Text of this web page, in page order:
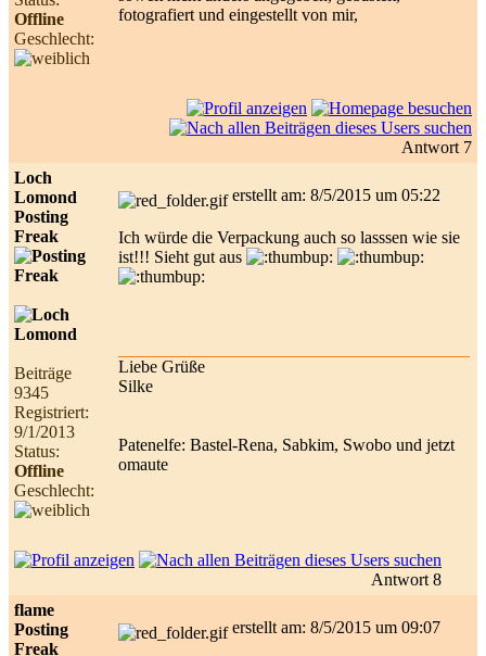
Offline
Geschlecht:
fotografiert und eingestellt von mir,
Antwort 7
Loch
Lomond
Posting
Freak
Beiträge
9345
Registriert:
9/1/2013
Status:
Offline
Geschlecht:
erstellt am: 8/5/2015 um 05:22
Ich würde die Verpackung auch so lasssen wie sie
ist!!! Sieht gut aus
Liebe Grüße
Silke
Patenelfe: Bastel-Rena, Sabkim, Swobo und jetzt
omaute
Antwort 8
flame
Posting
Freak
erstellt am: 8/5/2015 um 09:07